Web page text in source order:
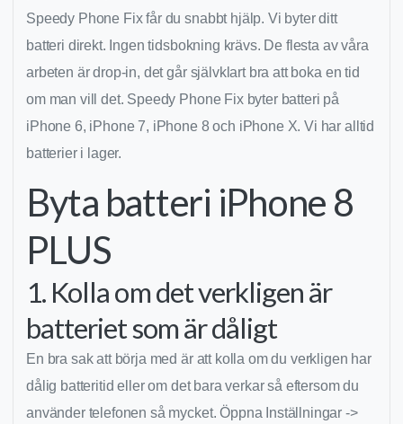
Speedy Phone Fix får du snabbt hjälp. Vi byter ditt
batteri direkt. Ingen tidsbokning krävs. De flesta av våra
arbeten är drop-in, det går självklart bra att boka en tid
om man vill det. Speedy Phone Fix byter batteri på
iPhone 6, iPhone 7, iPhone 8 och iPhone X. Vi har alltid
batterier i lager.
Byta batteri iPhone 8
PLUS
1. Kolla om det verkligen är
batteriet som är dåligt
En bra sak att börja med är att kolla om du verkligen har
dålig batteritid eller om det bara verkar så eftersom du
använder telefonen så mycket. Öppna Inställningar ->